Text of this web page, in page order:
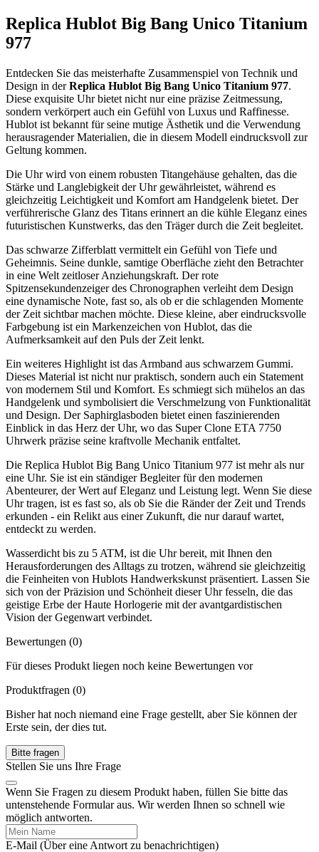
Replica Hublot Big Bang Unico Titanium
977
Entdecken Sie das meisterhafte Zusammenspiel von Technik und
Design in derReplica Hublot Big Bang Unico Titanium 977.
Diese exquisite Uhr bietet nicht nur eine präzise Zeitmessung,
sondern verkörpert auch ein Gefühl von Luxus und Raffinesse.
Hublot ist bekannt für seine mutige Ästhetik und die Verwendung
herausragender Materialien, die in diesem Modell eindrucksvoll zur
Geltung kommen.
Die Uhr wird von einem robusten Titangehäuse gehalten, das die
Stärke und Langlebigkeit der Uhr gewährleistet, während es
gleichzeitig Leichtigkeit und Komfort am Handgelenk bietet. Der
verführerische Glanz des Titans erinnert an die kühle Eleganz eines
futuristischen Kunstwerks, das den Träger durch die Zeit begleitet.
Das schwarze Zifferblatt vermittelt ein Gefühl von Tiefe und
Geheimnis. Seine dunkle, samtige Oberfläche zieht den Betrachter
in eine Welt zeitloser Anziehungskraft. Der rote
Spitzensekundenzeiger des Chronographen verleiht dem Design
eine dynamische Note, fast so, als ob er die schlagenden Momente
der Zeit sichtbar machen möchte. Diese kleine, aber eindrucksvolle
Farbgebung ist ein Markenzeichen von Hublot, das die
Aufmerksamkeit auf den Puls der Zeit lenkt.
Ein weiteres Highlight ist das Armband aus schwarzem Gummi.
Dieses Material ist nicht nur praktisch, sondern auch ein Statement
von modernem Stil und Komfort. Es schmiegt sich mühelos an das
Handgelenk und symbolisiert die Verschmelzung von Funktionalität
und Design. Der Saphirglasboden bietet einen faszinierenden
Einblick in das Herz der Uhr, wo das Super Clone ETA 7750
Uhrwerk präzise seine kraftvolle Mechanik entfaltet.
Die Replica Hublot Big Bang Unico Titanium 977 ist mehr als nur
eine Uhr. Sie ist ein ständiger Begleiter für den modernen
Abenteurer, der Wert auf Eleganz und Leistung legt. Wenn Sie diese
Uhr tragen, ist es fast so, als ob Sie die Ränder der Zeit und Trends
erkunden - ein Relikt aus einer Zukunft, die nur darauf wartet,
entdeckt zu werden.
Wasserdicht bis zu 5 ATM, ist die Uhr bereit, mit Ihnen den
Herausforderungen des Alltags zu trotzen, während sie gleichzeitig
die Feinheiten von Hublots Handwerkskunst präsentiert. Lassen Sie
sich von der Präzision und Schönheit dieser Uhr fesseln, die das
geistige Erbe der Haute Horlogerie mit der avantgardistischen
Vision der Gegenwart verbindet.
Bewertungen (0)
Für dieses Produkt liegen noch keine Bewertungen vor
Produktfragen (0)
Bisher hat noch niemand eine Frage gestellt, aber Sie können der
Erste sein, der dies tut.
Bitte fragen
Stellen Sie uns Ihre Frage
Wenn Sie Fragen zu diesem Produkt haben, füllen Sie bitte das
untenstehende Formular aus. Wir werden Ihnen so schnell wie
möglich antworten.
E-Mail (Über eine Antwort zu benachrichtigen)